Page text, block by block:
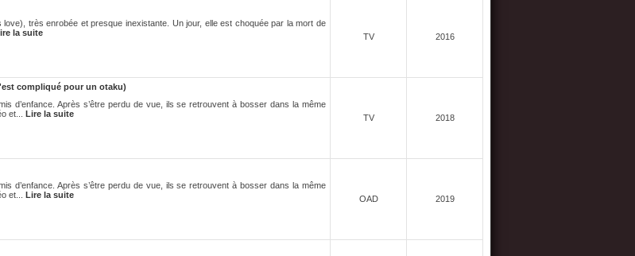
très enrobée et presque inexistante. Un jour, elle est choquée par la mort de
la suite TV 2016
compliqué pour un otaku)
d’enfance. Après s’être perdu de vue, ils se retrouvent à bosser dans la même
et... Lire la suite TV 2018
d’enfance. Après s’être perdu de vue, ils se retrouvent à bosser dans la même
et... Lire la suite OAD 2019